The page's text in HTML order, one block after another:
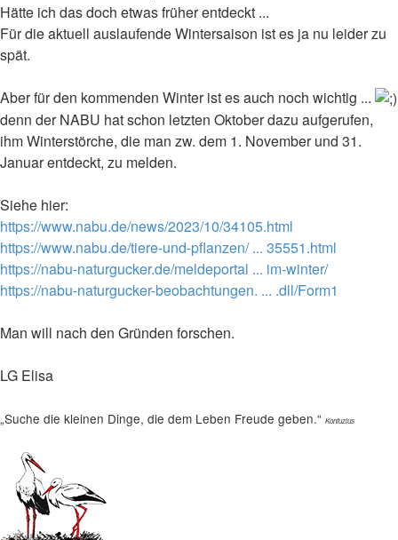
Hätte ich das doch etwas früher entdeckt ...
Für die aktuell auslaufende Wintersaison ist es ja nu leider zu
spät.
Aber für den kommenden Winter ist es auch noch wichtig ...
denn der NABU hat schon letzten Oktober dazu aufgerufen,
ihm Winterstörche, die man zw. dem 1. November und 31.
Januar entdeckt, zu melden.
Siehe hier:
https://www.nabu.de/news/2023/10/34105.html
https://www.nabu.de/tiere-und-pflanzen/ ... 35551.html
https://nabu-naturgucker.de/meldeportal ... im-winter/
https://nabu-naturgucker-beobachtungen. ... .dll/Form1
Man will nach den Gründen forschen.
LG Elisa
„Suche die kleinen Dinge, die dem Leben Freude geben.“ Konfuzius